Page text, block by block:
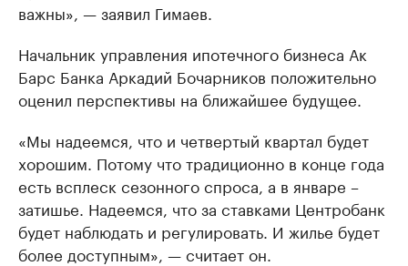
важны», — заявил Гимаев.
Начальник управления ипотечного бизнеса Ак
Барс Банка Аркадий Бочарников положительно
оценил перспективы на ближайшее будущее.
«Мы надеемся, что и четвертый квартал будет
хорошим. Потому что традиционно в конце года
есть всплеск сезонного спроса, а в январе –
затишье. Надеемся, что за ставками Центробанк
будет наблюдать и регулировать. И жилье будет
более доступным», — считает он.